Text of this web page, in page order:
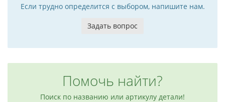
Если трудно определится с выбором, напишите нам.
Задать вопрос
Помочь найти?
Поиск по названию или артикулу детали!